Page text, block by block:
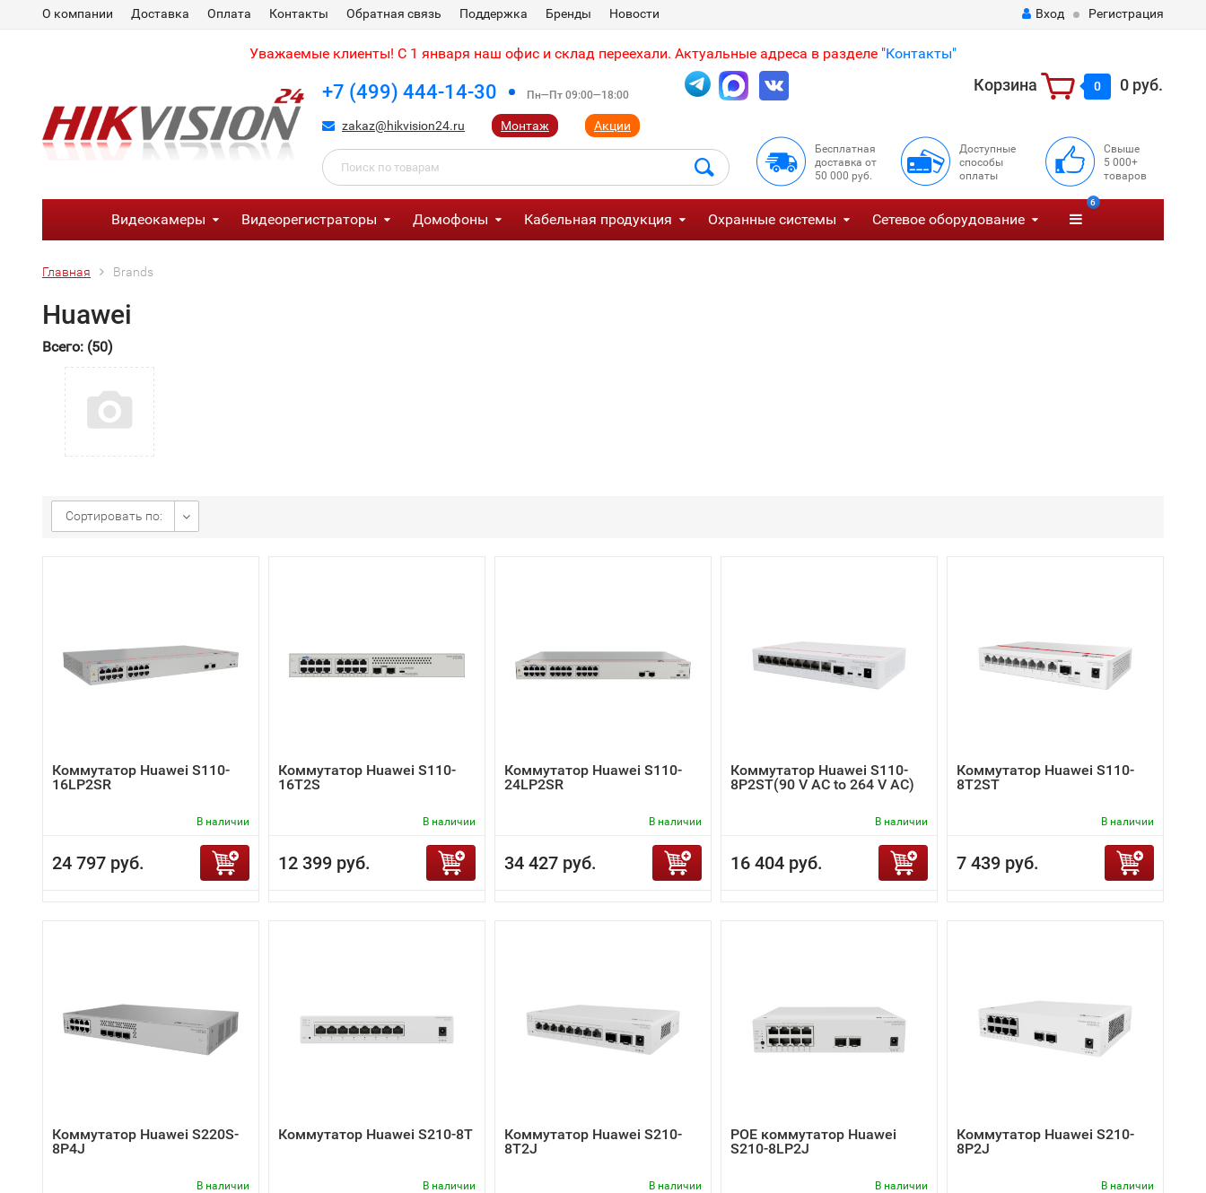
О компании Доставка Оплата Контакты Обратная связь Поддержка Бренды Новости Вход Регистрация
Уважаемые клиенты! С 1 января наш офис и склад переехали. Актуальные адреса в разделе "Контакты"
+7 (499) 444-14-30 Пн—Пт 09:00—18:00
zakaz@hikvision24.ru Монтаж Акции
Корзина 0 0 руб.
Бесплатная
доставка от
50 000 руб.
Доступные
способы
оплаты
Свыше
5 000+
товаров
Видеокамеры Видеорегистраторы Домофоны Кабельная продукция Охранные системы Сетевое оборудование
6
Главная Brands
Huawei
Всего: (50)
Сортировать по:
Коммутатор Huawei S110-
16LP2SR
В наличии
24 797 руб.
Коммутатор Huawei S110-
16T2S
В наличии
12 399 руб.
Коммутатор Huawei S110-
24LP2SR
В наличии
34 427 руб.
Коммутатор Huawei S110-
8P2ST(90 V AC to 264 V AC)
В наличии
16 404 руб.
Коммутатор Huawei S110-
8T2ST
В наличии
7 439 руб.
Коммутатор Huawei S220S-
8P4J
В наличии
Коммутатор Huawei S210-8T
В наличии
Коммутатор Huawei S210-
8T2J
В наличии
POE коммутатор Huawei
S210-8LP2J
В наличии
Коммутатор Huawei S210-
8P2J
В наличии